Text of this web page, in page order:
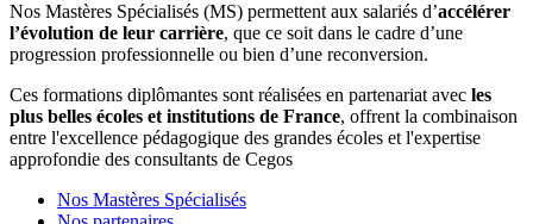
Nos Mastères Spécialisés (MS) permettent aux salariés d’accélérer
l’évolution de leur carrière, que ce soit dans le cadre d’une
progression professionnelle ou bien d’une reconversion.
Ces formations diplômantes sont réalisées en partenariat avec les
plus belles écoles et institutions de France, offrent la combinaison
entre l'excellence pédagogique des grandes écoles et l'expertise
approfondie des consultants de Cegos
Nos Mastères Spécialisés